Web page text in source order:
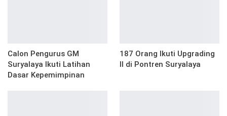
Calon Pengurus GM
Suryalaya Ikuti Latihan
Dasar Kepemimpinan
187 Orang Ikuti Upgrading
II di Pontren Suryalaya